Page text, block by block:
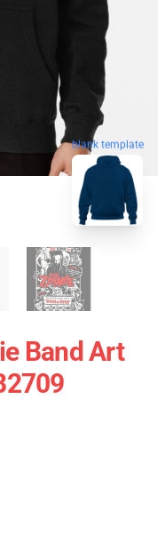
blank template
Band Art